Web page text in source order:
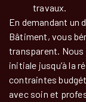
travaux.
En demandant un
Bâtiment, vous
transparent. Nous
initiale jusqu’à la
contraintes
avec soin et